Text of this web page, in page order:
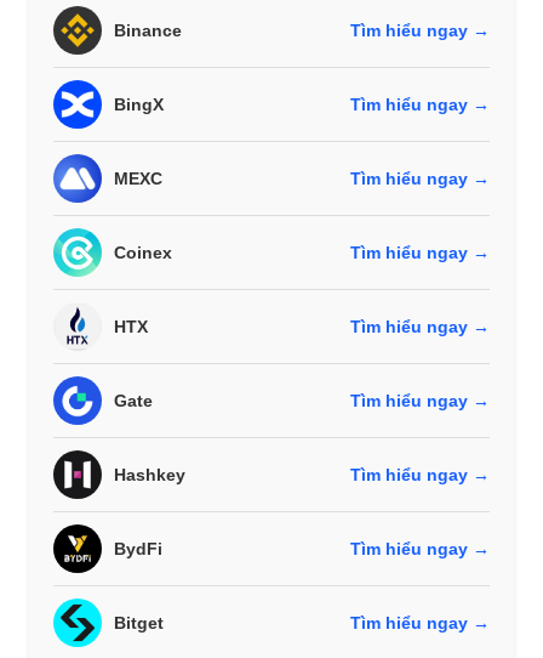
Binance Tìm hiểu ngay →
BingX Tìm hiểu ngay →
MEXC Tìm hiểu ngay →
Coinex Tìm hiểu ngay →
HTX Tìm hiểu ngay →
Gate Tìm hiểu ngay →
Hashkey Tìm hiểu ngay →
BydFi Tìm hiểu ngay →
Bitget Tìm hiểu ngay →